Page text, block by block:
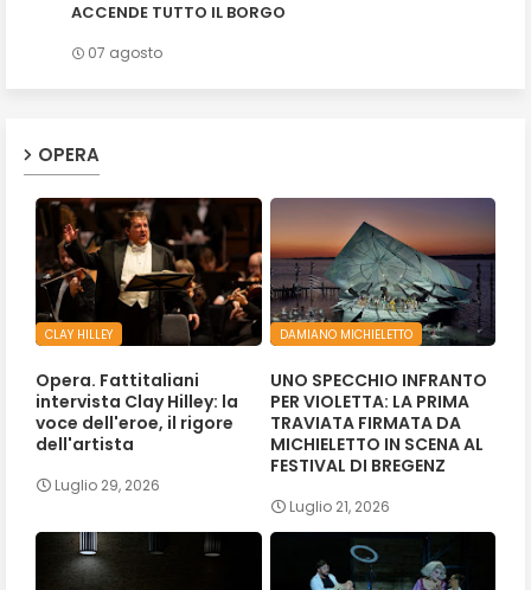
ACCENDE TUTTO IL BORGO
07 agosto
OPERA
CLAY HILLEY
Opera. Fattitaliani
intervista Clay Hilley: la
voce dell'eroe, il rigore
dell'artista
Luglio 29, 2026
DAMIANO MICHIELETTO
UNO SPECCHIO INFRANTO
PER VIOLETTA: LA PRIMA
TRAVIATA FIRMATA DA
MICHIELETTO IN SCENA AL
FESTIVAL DI BREGENZ
Luglio 21, 2026